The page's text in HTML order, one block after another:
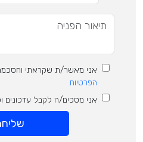
אני מאשר/ת שקראתי
הפרטיות
אני מסכים/ה לקבל עדכונים